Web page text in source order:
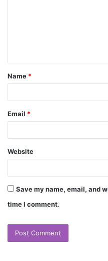
Name *
Email *
Website
Save my name, email, and
time I comment.